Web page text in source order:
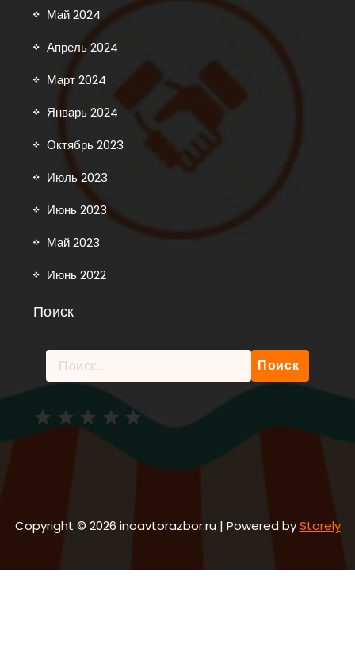
Май 2024
Апрель 2024
Март 2024
Январь 2024
Октябрь 2023
Июль 2023
Июнь 2023
Май 2023
Июнь 2022
Поиск
Найти:
Copyright © 2026 inoavtorazbor.ru | Powered byStorely